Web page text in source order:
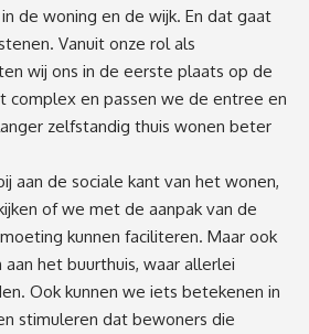
de woning en de wijk. En dat gaat
Vanuit onze rol als
wij ons in de eerste plaats op de
complex en passen we de entree en
zelfstandig thuis wonen beter
aan de sociale kant van het wonen,
of we met de aanpak van de
kunnen faciliteren. Maar ook
het buurthuis, waar allerlei
Ook kunnen we iets betekenen in
stimuleren dat bewoners die